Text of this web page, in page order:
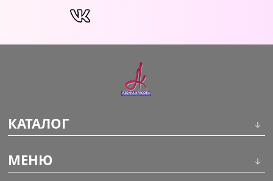
КАТАЛОГ
МЕНЮ